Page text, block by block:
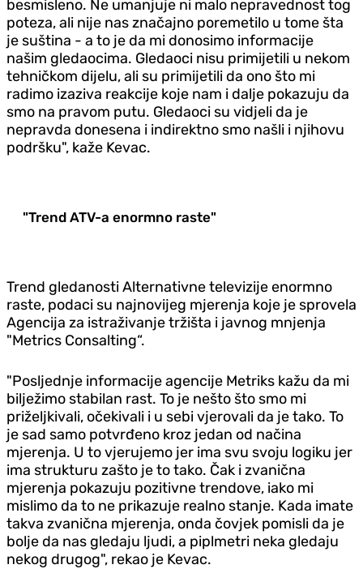
besmisleno. Ne umanjuje ni malo nepravednost tog
poteza, ali nije nas značajno poremetilo u tome šta
je suština - a to je da mi donosimo informacije
našim gledaocima. Gledaoci nisu primijetili u nekom
tehničkom dijelu, ali su primijetili da ono što mi
radimo izaziva reakcije koje nam i dalje pokazuju da
smo na pravom putu. Gledaoci su vidjeli da je
nepravda donesena i indirektno smo našli i njihovu
podršku", kaže Kevac.
"Trend ATV-a enormno raste"
Trend gledanosti Alternativne televizije enormno
raste, podaci su najnovijeg mjerenja koje je sprovela
Agencija za istraživanje tržišta i javnog mnjenja
"Metrics Consalting“.
"Posljednje informacije agencije Metriks kažu da mi
bilježimo stabilan rast. To je nešto što smo mi
priželjkivali, očekivali i u sebi vjerovali da je tako. To
je sad samo potvrđeno kroz jedan od načina
mjerenja. U to vjerujemo jer ima svu svoju logiku jer
ima strukturu zašto je to tako. Čak i zvanična
mjerenja pokazuju pozitivne trendove, iako mi
mislimo da to ne prikazuje realno stanje. Kada imate
takva zvanična mjerenja, onda čovjek pomisli da je
bolje da nas gledaju ljudi, a piplmetri neka gledaju
nekog drugog", rekao je Kevac.